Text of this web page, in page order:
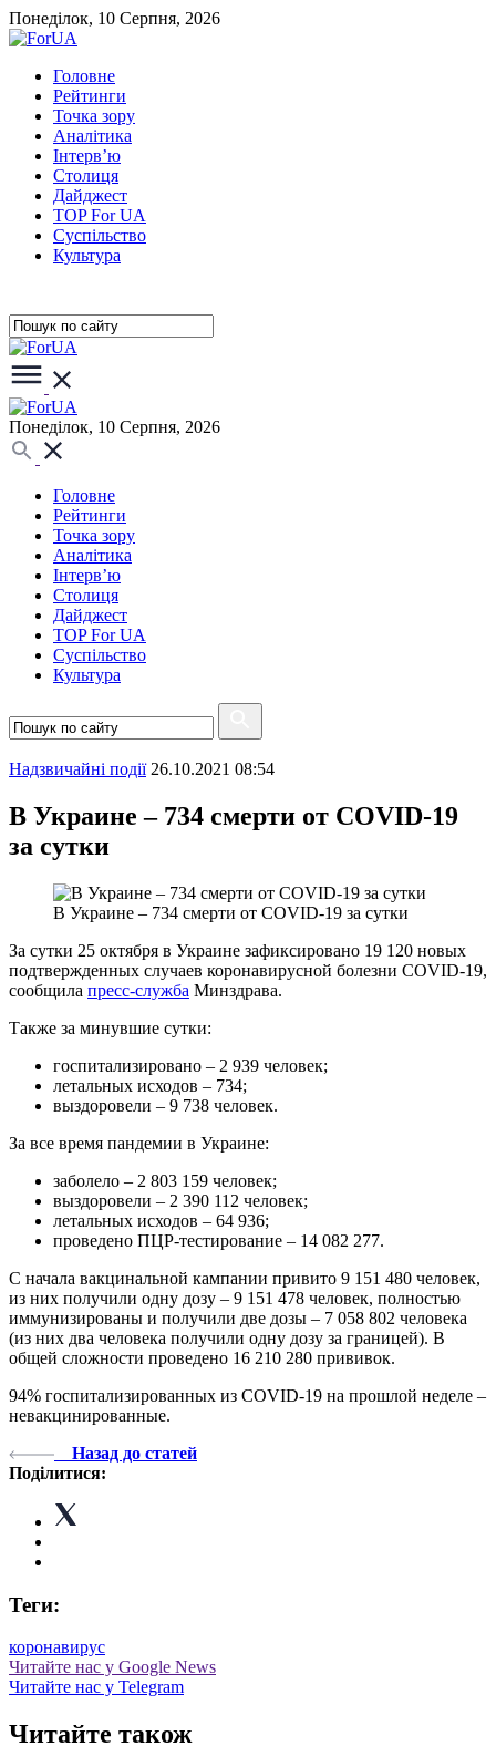
Понеділок, 10 Серпня, 2026
Головне
Рейтинги
Точка зору
Аналітика
Інтерв’ю
Столиця
Дайджест
TOP For UA
Суспiльство
Культура
Понеділок, 10 Серпня, 2026
Головне
Рейтинги
Точка зору
Аналітика
Інтерв’ю
Столиця
Дайджест
TOP For UA
Суспiльство
Культура
Надзвичайні події 26.10.2021 08:54
В Украине – 734 смерти от COVID-19
за сутки
В Украине – 734 смерти от COVID-19 за сутки
За сутки 25 октября в Украине зафиксировано 19 120 новых
подтвержденных случаев коронавирусной болезни COVID-19,
сообщила пресс-служба Минздрава.
Также за минувшие сутки:
госпитализировано – 2 939 человек;
летальных исходов – 734;
выздоровели – 9 738 человек.
За все время пандемии в Украине:
заболело – 2 803 159 человек;
выздоровели – 2 390 112 человек;
летальных исходов – 64 936;
проведено ПЦР-тестирование – 14 082 277.
С начала вакцинальной кампании привито 9 151 480 человек,
из них получили одну дозу – 9 151 478 человек, полностью
иммунизированы и получили две дозы – 7 058 802 человека
(из них два человека получили одну дозу за границей). В
общей сложности проведено 16 210 280 прививок.
94% госпитализированных из COVID-19 на прошлой неделе –
невакцинированные.
Назад до статей
Поділитися:
Теги:
коронавирус
Читайте нас у Google News
Читайте нас у Telegram
Читайте також